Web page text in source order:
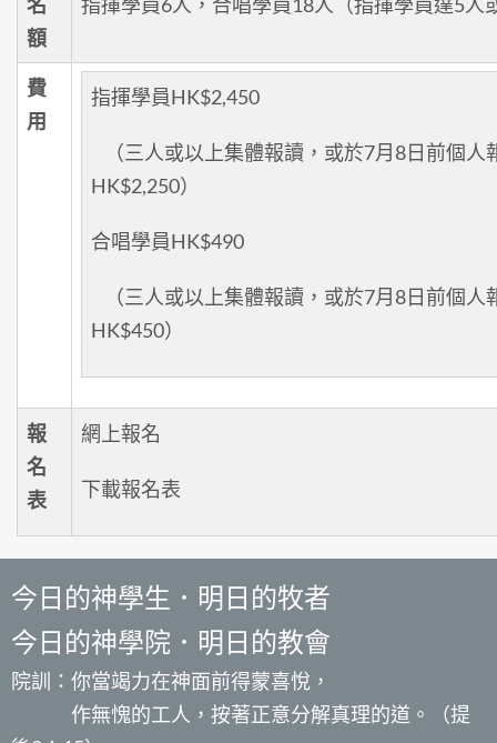
額
費
用
指揮學員HK$2,450
（三人或以上集體報讀，或於7月8日前個人
HK$2,250）
合唱學員HK$490
（三人或以上集體報讀，或於7月8日前個人
HK$450）
報
名
表
網上報名
下載報名表
今日的神學生．明日的牧者
今日的神學院．明日的教會
院訓：你當竭力在神面前得蒙喜悅，
作無愧的工人，按著正意分解真理的道。（提